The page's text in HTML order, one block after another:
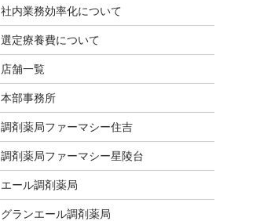
社内業務効率化について
選定療養費について
店舗一覧
本部事務所
調剤薬局ファーマシー住吉
調剤薬局ファーマシー星陵台
エール調剤薬局
グランエール調剤薬局